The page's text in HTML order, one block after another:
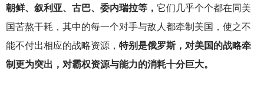
朝鲜、叙利亚、古巴、委内瑞拉等， 它们几乎个个都在同美
国苦熬干耗，其中的每一个对手与敌人都牵制美国，使之不
能不付出相应的战略资源， 特别是俄罗斯，对美国的战略牵
制更为突出，对霸权资源与能力的消耗十分巨大。